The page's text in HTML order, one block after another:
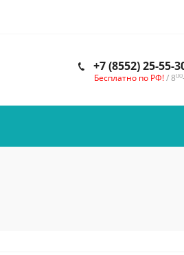
+7 (8552) 25-55-
Бесплатно по РФ!/ 800